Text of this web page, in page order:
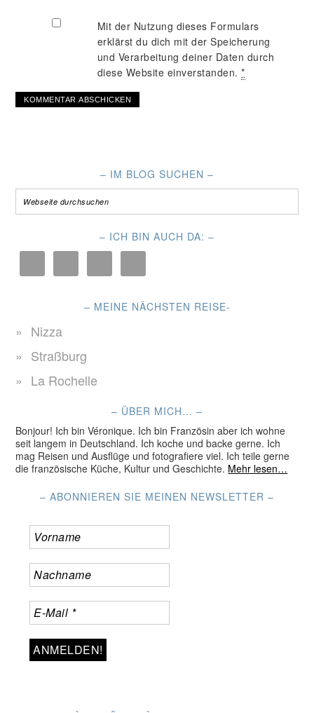
Mit der Nutzung dieses Formulars
erklärst du dich mit der Speicherung
und Verarbeitung deiner Daten durch
diese Website einverstanden.*
– IM BLOG SUCHEN –
– ICH BIN AUCH DA: –
– MEINE NÄCHSTEN REISE-
Nizza
Straßburg
La Rochelle
– ÜBER MICH… –
Bonjour! Ich bin Véronique. Ich bin Französin aber ich wohne
seit langem in Deutschland. Ich koche und backe gerne. Ich
mag Reisen und Ausflüge und fotografiere viel. Ich teile gerne
die französische Küche, Kultur und Geschichte. Mehr lesen…
– ABONNIEREN SIE MEINEN NEWSLETTER –